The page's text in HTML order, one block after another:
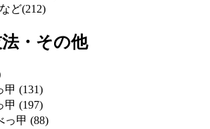
ど(212)
・その他
甲 (131)
甲 (197)
っ甲 (88)